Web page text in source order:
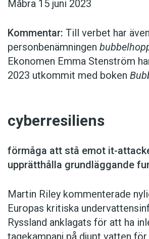
Måbra 15 juni 2023
Kommentar: Till verbet har även
personbenämningen
Ekonomen Emma Stenström
2023 utkommit med boken
cyberresiliens
förmåga att stå emot it-
upprätthålla grundläggande
Martin Riley kommenterade
Europas kritiska
Ryssland an­klagats för att ha
tagekampanj på djupt vatten